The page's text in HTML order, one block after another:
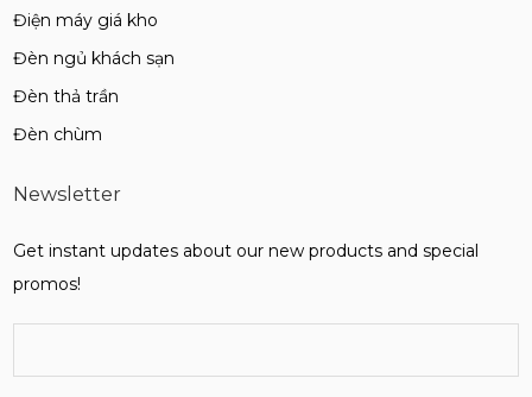
Điện máy giá kho
Đèn ngủ khách sạn
Đèn thả trần
Đèn chùm
Newsletter
Get instant updates about our new products and special
promos!